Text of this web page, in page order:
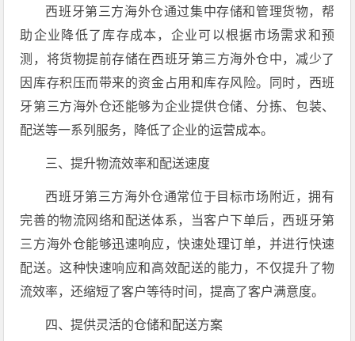
西班牙第三方海外仓通过集中存储和管理货物，帮
助企业降低了库存成本，企业可以根据市场需求和预
测，将货物提前存储在西班牙第三方海外仓中，减少了
因库存积压而带来的资金占用和库存风险。同时，西班
牙第三方海外仓还能够为企业提供仓储、分拣、包装、
配送等一系列服务，降低了企业的运营成本。
三、提升物流效率和配送速度
西班牙第三方海外仓通常位于目标市场附近，拥有
完善的物流网络和配送体系，当客户下单后，西班牙第
三方海外仓能够迅速响应，快速处理订单，并进行快速
配送。这种快速响应和高效配送的能力，不仅提升了物
流效率，还缩短了客户等待时间，提高了客户满意度。
四、提供灵活的仓储和配送方案